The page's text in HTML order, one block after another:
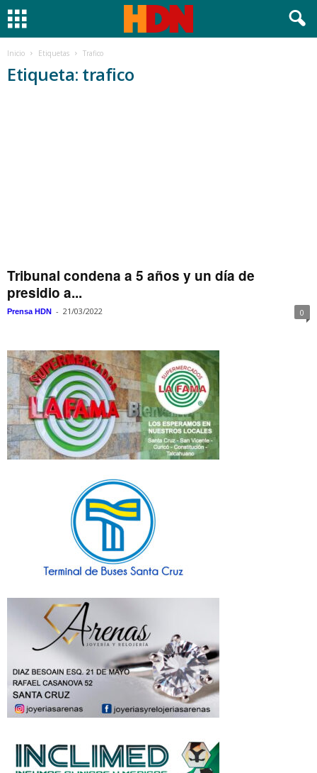
Inicio Etiquetas Trafico
Etiqueta: trafico
Tribunal condena a 5 años y un día de
presidio a...
Prensa HDN - 21/03/2022 0